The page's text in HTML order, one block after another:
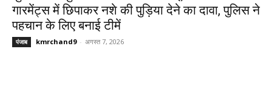
गारमेंट्स में छिपाकर नशे की पुड़िया देने का दावा, पुलिस ने
पहचान के लिए बनाई टीमें
पंजाब kmrchand9 - अगस्त 7, 2026